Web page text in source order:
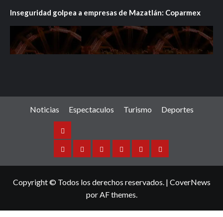
Inseguridad golpea a empresas de Mazatlán: Coparmex
Noticias Espectaculos Turismo Deportes
Noticias
SinaloaNacionalInternacionalEspectaculos
TurismoDeportes
Copyright © Todos los derechos reservados. | CoverNews
por AF themes.